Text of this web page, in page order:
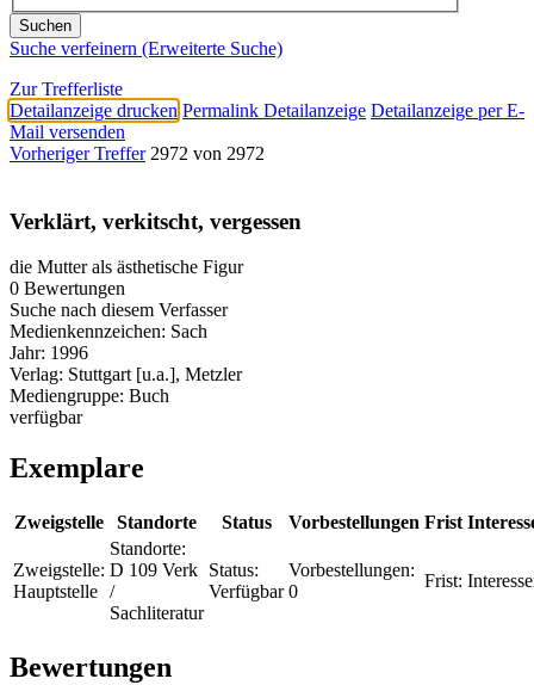
Suche verfeinern (Erweiterte Suche)
Zur Trefferliste
Detailanzeige drucken Permalink Detailanzeige Detailanzeige per E-
Mail versenden
Vorheriger Treffer 2972 von 2972
Verklärt, verkitscht, vergessen
die Mutter als ästhetische Figur
0 Bewertungen
Suche nach diesem Verfasser
Medienkennzeichen: Sach
Jahr: 1996
Verlag: Stuttgart [u.a.], Metzler
Mediengruppe: Buch
verfügbar
Exemplare
Zweigstelle Standorte Status Vorbestellungen Frist
Zweigstelle:
Hauptstelle
Standorte:
D 109 Verk
/
Sachliteratur
Status:
Verfügbar
Vorbestellungen:
0
Frist:
Bewertungen